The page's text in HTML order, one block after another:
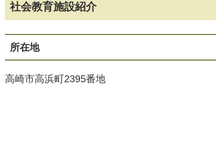
社会教育施設紹介
所在地
高崎市高浜町2395番地